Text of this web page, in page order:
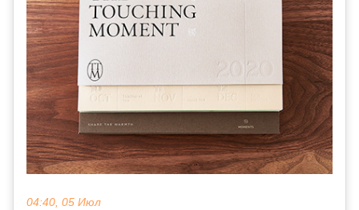
04:40, 05 Июл